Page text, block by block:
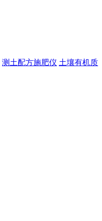
测土配方施肥仪 土壤有机质